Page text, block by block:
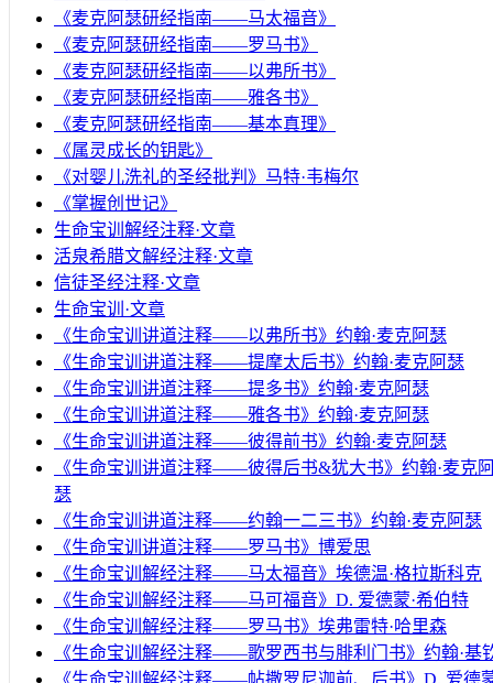
《麦克阿瑟研经指南——马太福音》
《麦克阿瑟研经指南——罗马书》
《麦克阿瑟研经指南——以弗所书》
《麦克阿瑟研经指南——雅各书》
《麦克阿瑟研经指南——基本真理》
《属灵成长的钥匙》
《对婴儿洗礼的圣经批判》马特·韦梅尔
《掌握创世记》
生命宝训解经注释·文章
活泉希腊文解经注释·文章
信徒圣经注释·文章
生命宝训·文章
《生命宝训讲道注释——以弗所书》约翰·麦克阿瑟
《生命宝训讲道注释——提摩太后书》约翰·麦克阿瑟
《生命宝训讲道注释——提多书》约翰·麦克阿瑟
《生命宝训讲道注释——雅各书》约翰·麦克阿瑟
《生命宝训讲道注释——彼得前书》约翰·麦克阿瑟
《生命宝训讲道注释——彼得后书&犹大书》约翰·麦克
瑟
《生命宝训讲道注释——约翰一二三书》约翰·麦克阿瑟
《生命宝训讲道注释——罗马书》博爱思
《生命宝训解经注释——马太福音》埃德温·格拉斯科克
《生命宝训解经注释——马可福音》D. 爱德蒙·希伯特
《生命宝训解经注释——罗马书》埃弗雷特·哈里森
《生命宝训解经注释——歌罗西书与腓利门书》约翰·基
《生命宝训解经注释——帖撒罗尼迦前、后书》D. 爱德